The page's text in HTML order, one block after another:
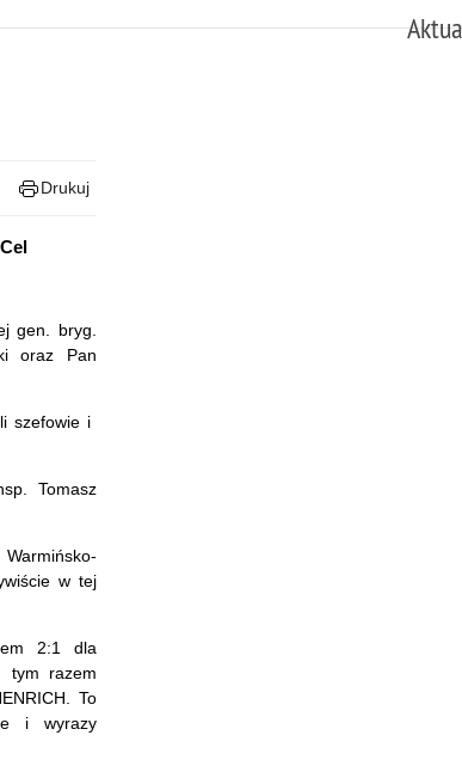
Drukuj
gen. bryg.
oraz Pan
szefowie i
Tomasz
w tej
2:1 dla
tym razem
To
i wyrazy